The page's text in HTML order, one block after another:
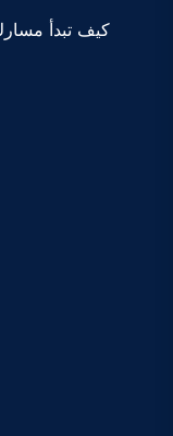
كيف تبدأ